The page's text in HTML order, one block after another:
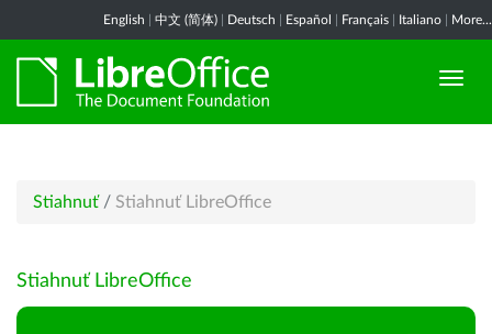
English 中文 (简体) Deutsch Español Français Italiano More...
Stiahnuť / Stiahnuť LibreOffice
Stiahnuť LibreOffice